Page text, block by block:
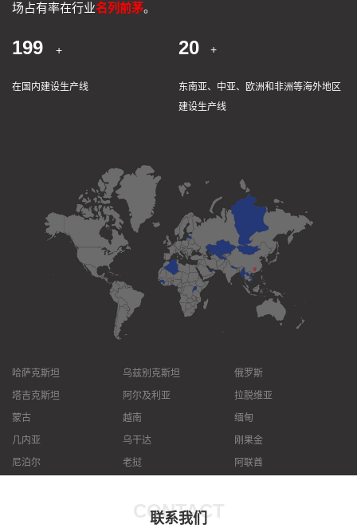
场占有率在行业名列前茅。
200 +
在国内建设生产线
20 +
东南亚、中亚、欧洲和非洲等海外地区
建设生产线
哈萨克斯坦 乌兹别克斯坦
俄罗斯
塔吉克斯坦
阿尔及利亚
拉脱维亚
蒙古
越南
缅甸
几内亚
乌干达
刚果金
尼泊尔
老挝 阿联酋
CONTACT
联系我们